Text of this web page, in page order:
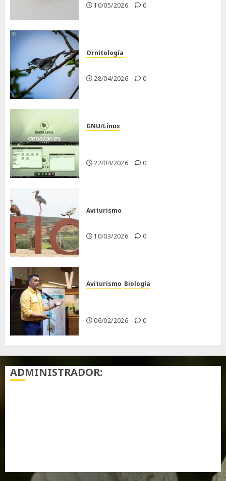
10/05/2026 0
Ornitología
28/04/2026 0
GNU/Linux
22/04/2026 0
Aviturismo
10/03/2026 0
Aviturismo Biología
06/02/2026 0
ADMINISTRADOR: